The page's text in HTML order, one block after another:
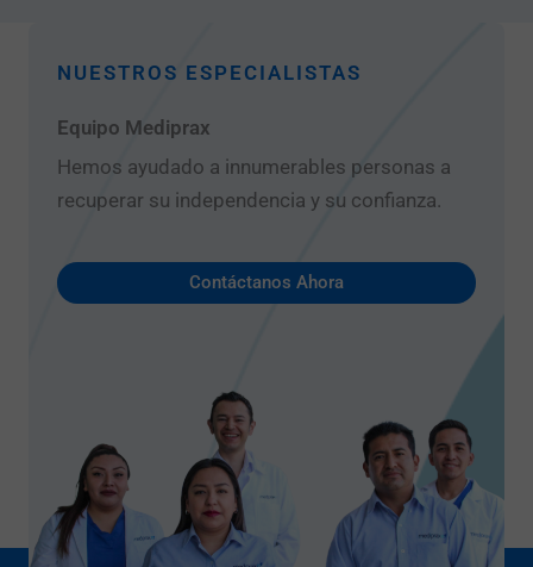
NUESTROS ESPECIALISTAS
Equipo Mediprax
Hemos ayudado a innumerables personas a
recuperar su independencia y su confianza.
Contáctanos Ahora